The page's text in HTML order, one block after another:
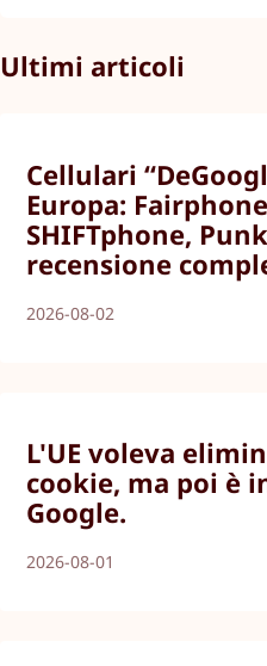
Ultimi articoli
Cellulari
Europa:
SHIFTphone,
recensione
2026-08-02
L'UE voleva
cookie, ma poi è
Google.
2026-08-01